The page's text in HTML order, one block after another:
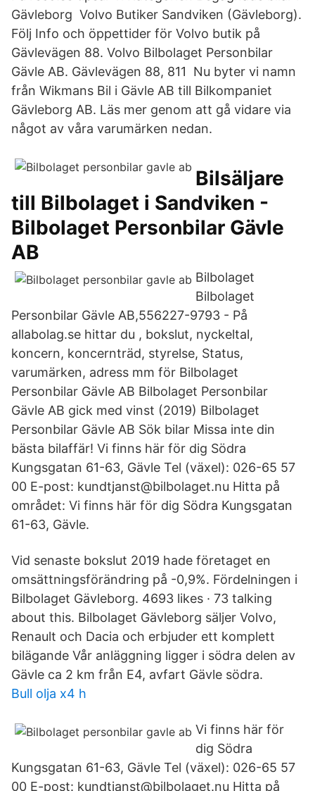
Gävleborg Volvo Butiker Sandviken (Gävleborg).
Följ Info och öppettider för Volvo butik på
Gävlevägen 88. Volvo Bilbolaget Personbilar
Gävle AB. Gävlevägen 88, 811 Nu byter vi namn
från Wikmans Bil i Gävle AB till Bilkompaniet
Gävleborg AB. Läs mer genom att gå vidare via
något av våra varumärken nedan.
Bilsäljare
till Bilbolaget i Sandviken -
Bilbolaget Personbilar Gävle
AB
Bilbolaget
Bilbolaget
Personbilar Gävle AB,556227-9793 - På
allabolag.se hittar du , bokslut, nyckeltal,
koncern, koncernträd, styrelse, Status,
varumärken, adress mm för Bilbolaget
Personbilar Gävle AB Bilbolaget Personbilar
Gävle AB gick med vinst (2019) Bilbolaget
Personbilar Gävle AB Sök bilar Missa inte din
bästa bilaffär! Vi finns här för dig Södra
Kungsgatan 61-63, Gävle Tel (växel): 026-65 57
00 E-post: kundtjanst@bilbolaget.nu Hitta på
området: Vi finns här för dig Södra Kungsgatan
61-63, Gävle.
Vid senaste bokslut 2019 hade företaget en
omsättningsförändring på -0,9%. Fördelningen i
Bilbolaget Gävleborg. 4693 likes · 73 talking
about this. Bilbolaget Gävleborg säljer Volvo,
Renault och Dacia och erbjuder ett komplett
bilägande Vår anläggning ligger i södra delen av
Gävle ca 2 km från E4, avfart Gävle södra.
Bull olja x4 h
Vi finns här för
dig Södra
Kungsgatan 61-63, Gävle Tel (växel): 026-65 57
00 E-post: kundtjanst@bilbolaget.nu Hitta på